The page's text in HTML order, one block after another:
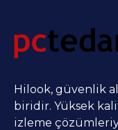
Hilook, güvenlik
biridir. Yüksek
izleme